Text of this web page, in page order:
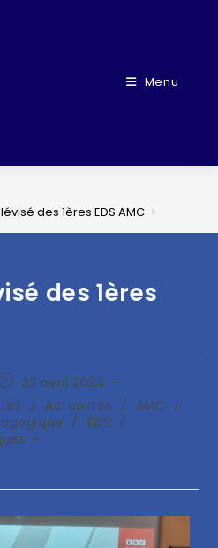
Menu
des 1ères EDS AMC >
des 1ères
23 avril 2024
/ Actualités / AMC /
/ EDS /